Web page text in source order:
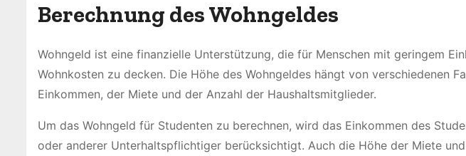
Berechnung des Wohngeldes
Wohngeld ist eine finanzielle Unterstützung, die für Menschen mit geringem
Wohnkosten zu decken. Die Höhe des Wohngeldes hängt von verschiedenen
Einkommen, der Miete und der Anzahl der Haushaltsmitglieder.
Um das Wohngeld für Studenten zu berechnen, wird das Einkommen des
oder anderer Unterhaltspflichtiger berücksichtigt. Auch die Höhe der Miete